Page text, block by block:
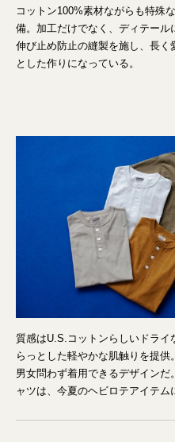
コットン100%素材ながらも特殊
備。加工だけでなく、ディテー
伸び止め防止の縫製を施し、長く
とした作りになっている。
質感はU.S.コットンらしいドライ
らっとした軽やかな肌触りを提
男女問わず着用できるデザイン
ャツは、今夏のヘビロテアイテム